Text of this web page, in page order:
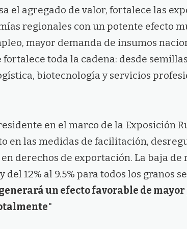
el agregado de valor, fortalece las
regionales con un potente efecto
mayor demanda de insumos
toda la cadena: desde
biotecnología y servicios
en el marco de la Exposición
en las medidas de facilitación,
derechos de exportación. La baja de
del 12% al 9.5% para todos los granos
un efecto favorable de
"